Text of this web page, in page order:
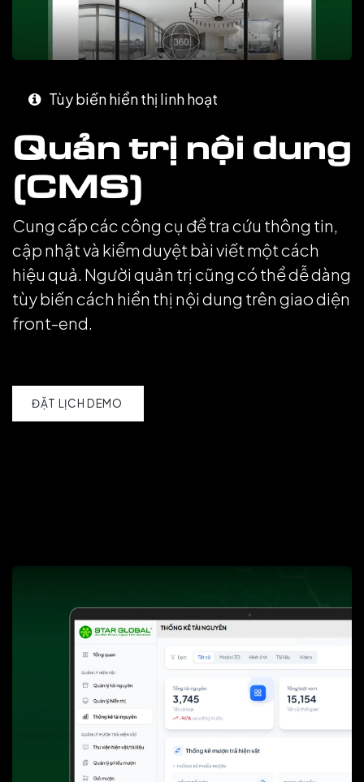
Tùy biến hiển thị linh hoạt
Quản trị nội dung
(CMS)
Cung cấp các công cụ để tra cứu thông tin,
cập nhật và kiểm duyệt bài viết một cách
hiệu quả. Người quản trị cũng có thể dễ dàng
tùy biến cách hiển thị nội dung trên giao diện
front-end.
ĐẶT LỊCH DEMO